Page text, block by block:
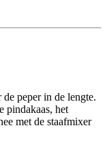
peper in de lengte.
pindakaas, het
met de staafmixer